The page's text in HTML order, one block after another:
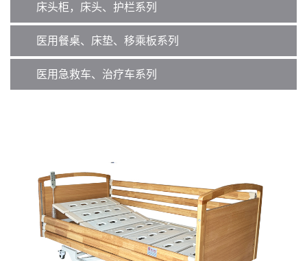
床头柜，床头、护栏系列
医用餐桌、床垫、移乘板系列
医用急救车、治疗车系列